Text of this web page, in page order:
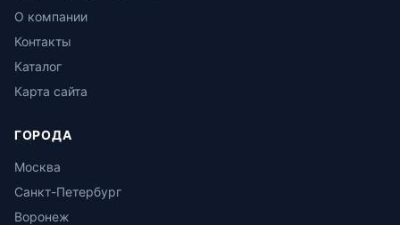
О компании
Контакты
Каталог
Карта сайта
ГОРОДА
Москва
Санкт-Петербург
Воронеж